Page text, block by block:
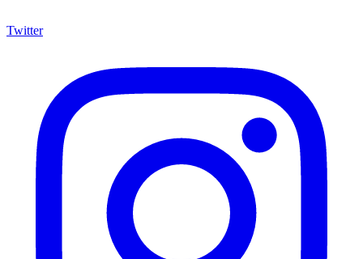
Twitter